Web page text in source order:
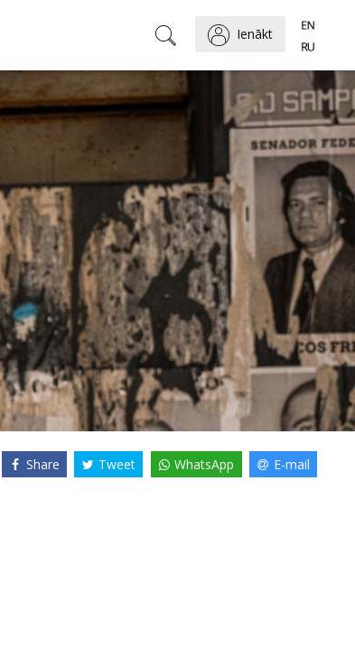
Ienākt
Share Tweet WhatsApp E-mail